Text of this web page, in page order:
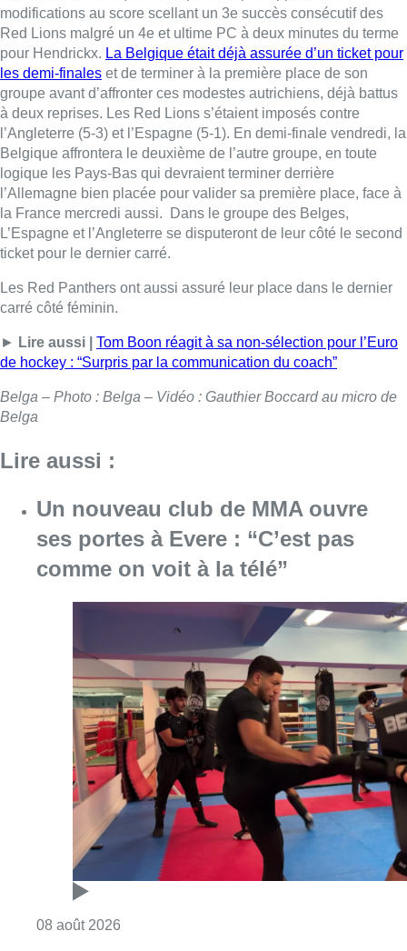
ticket pour le dernier carré.
Les Red Panthers ont aussi assuré leur place dans le dernier
carré côté féminin.
►Lire aussi | Tom Boon réagit à sa non-sélection pour l’Euro
de hockey : “Surpris par la communication du coach”
Belga – Photo : Belga – Vidéo : Gauthier Boccard au micro de
Belga
Lire aussi :
Un nouveau club de MMA ouvre
ses portes à Evere : “C’est pas
08 août 2026Consulter l'article "Un nouveau club de
L’Union Saint-Gilloise attire
Bertram Kvist, milieu danois de 21
ans qui renforce les U23